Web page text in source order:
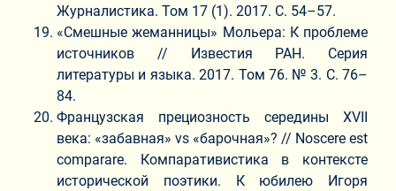
Журналистика. Том 17 (1). 2017. С. 54–57.
«Смешные жеманницы» Мольера: К проблеме
источников // Известия РАН. Серия
литературы и языка. 2017. Том 76. № 3. С. 76–
84.
Французская прециозность середины XVII
века: «забавная» vs «барочная»? // Noscere est
comparare. Компаративистика в контексте
исторической поэтики. К юбилею Игоря